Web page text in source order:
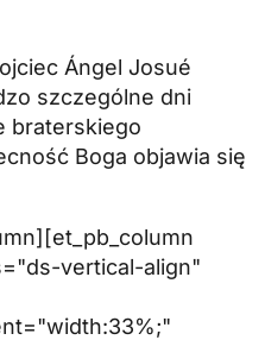
Ángel Josué
szczególne dni
braterskiego
Boga objawia się
vertical-align"